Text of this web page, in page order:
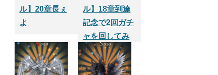
ル】20章長ぇ
よ
ル】18章到達
記念で2回ガチ
ャを回してみ
た